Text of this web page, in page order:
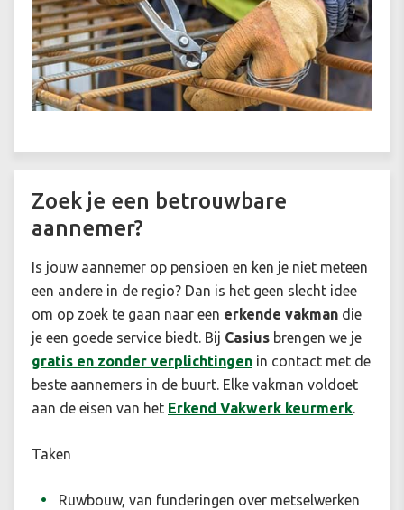
Zoek je een betrouwbare
aannemer?
Is jouw aannemer op pensioen en ken je niet meteen
een andere in de regio? Dan is het geen slecht idee
om op zoek te gaan naar een erkende vakman die
je een goede service biedt. Bij Casius brengen we je
gratis en zonder verplichtingen in contact met de
beste aannemers in de buurt. Elke vakman voldoet
aan de eisen van het Erkend Vakwerk keurmerk.
Taken
Ruwbouw, van funderingen over metselwerken